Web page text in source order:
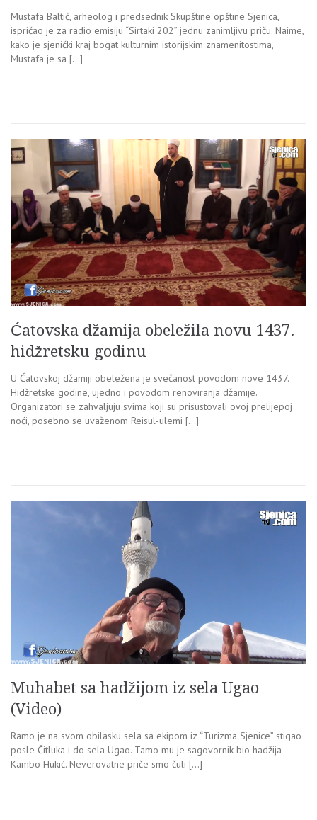
Mustafa Baltić, arheolog i predsednik Skupštine opštine Sjenica,
ispričao je za radio emisiju “Sirtaki 202” jednu zanimljivu priču. Naime,
kako je sjenički kraj bogat kulturnim istorijskim znamenitostima,
Mustafa je sa […]
Ćatovska džamija obeležila novu 1437.
hidžretsku godinu
U Ćatovskoj džamiji obeležena je svečanost povodom nove 1437.
Hidžretske godine, ujedno i povodom renoviranja džamije.
Organizatori se zahvaljuju svima koji su prisustovali ovoj prelijepoj
noći, posebno se uvaženom Reisul-ulemi […]
Muhabet sa hadžijom iz sela Ugao
(Video)
Ramo je na svom obilasku sela sa ekipom iz “Turizma Sjenice” stigao
posle Čitluka i do sela Ugao. Tamo mu je sagovornik bio hadžija
Kambo Hukić. Neverovatne priče smo čuli […]